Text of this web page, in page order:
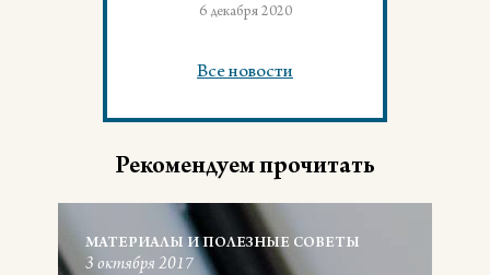
6 декабря 2020
Все новости
Рекомендуем прочитать
МАТЕРИАЛЫ И ПОЛЕЗНЫЕ СОВЕТЫ
3 октября 2017